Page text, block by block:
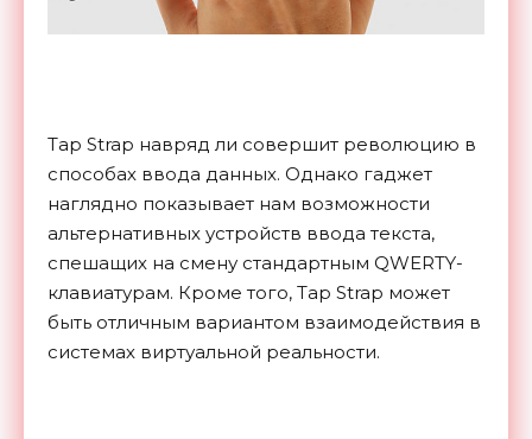
Tap Strap навряд ли совершит революцию в
способах ввода данных. Однако гаджет
наглядно показывает нам возможности
альтернативных устройств ввода текста,
спешащих на смену стандартным QWERTY-
клавиатурам. Кроме того, Tap Strap может
быть отличным вариантом взаимодействия в
системах виртуальной реальности.